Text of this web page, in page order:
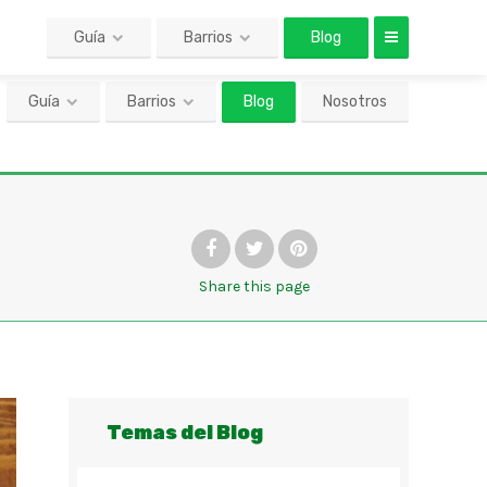
Guía Barrios Blog Nosotros
Share this page
Temas del Blog